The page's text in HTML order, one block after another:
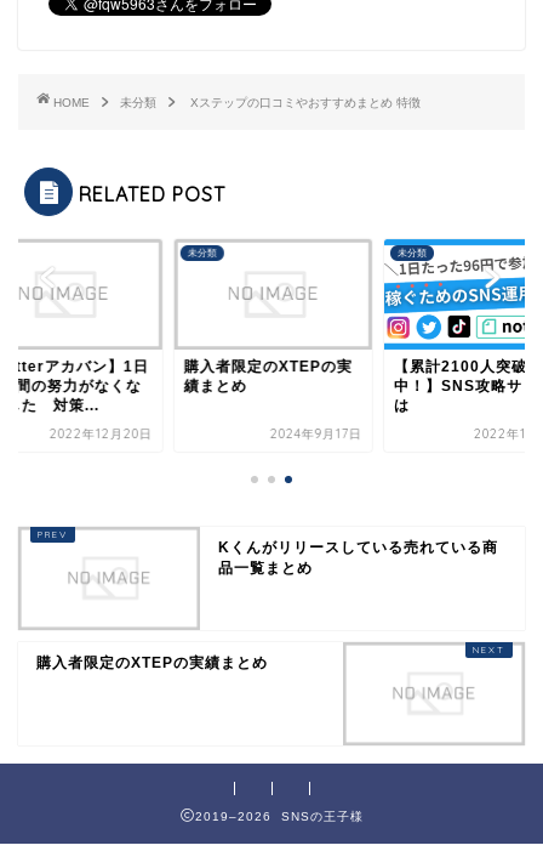
HOME 未分類 Xステップの口コミやおすすめまとめ 特徴
RELATED POST
アカバン】1日
間の努力がなくな
した 対策...
2022年12月20日
未分類
購入者限定のXTEPの実
績まとめ
2024年9月17日
未分類
【累計2100人突破
中！】SNS攻略サロ
は
2022年11
Kくんがリリースしている売れている商
品一覧まとめ
購入者限定のXTEPの実績まとめ
2019–2026 SNSの王子様